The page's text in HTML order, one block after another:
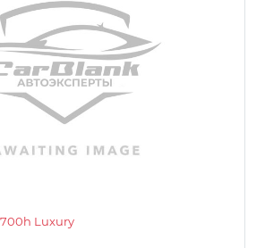
Luxury